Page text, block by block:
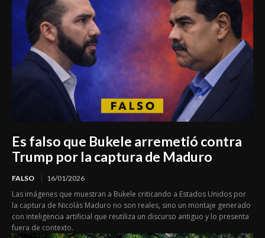
Es falso que Bukele arremetió contra
Trump por la captura de Maduro
FALSO 16/01/2026
Las imágenes que muestran a Bukele criticando a Estados Unidos por
la captura de Nicolás Maduro no son reales, sino un montaje generado
con inteligencia artificial que reutiliza un discurso antiguo y lo presenta
fuera de contexto.